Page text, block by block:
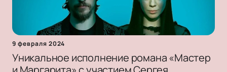
9 февраля 2024
Уникальное исполнение романа «Мастер